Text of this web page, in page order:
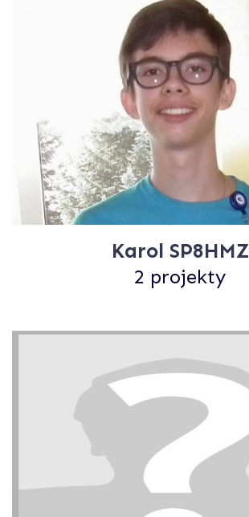
Karol SP8HMZ
2 projekty